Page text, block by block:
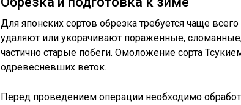
Для японских сортов обрезка требуется чаще
удаляют или укорачивают пораженные,
частично старые побеги. Омоложение сорта
одревесневших веток.
Перед проведением операции необходимо